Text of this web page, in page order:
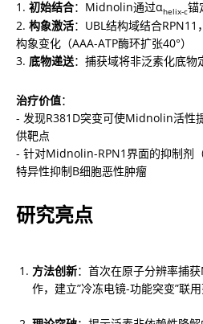
1. 初始结合：Midnolin通过αhelix-c锚
2. 构象激活：UBL结构域结合
构象变化（AAA-ATP酶环扩张40°）
3. 底物递送：捕获域将非泛素化底物
治疗价值：
- 发现R381D突变可使Midnolin活性
供靶点
- 针对Midnolin-RPN1界面的抑制剂
特异性抑制B细胞恶性肿瘤
研究亮点
方法创新：首次在原子分辨率捕
作，建立”冷冻电镜-功能突变”联